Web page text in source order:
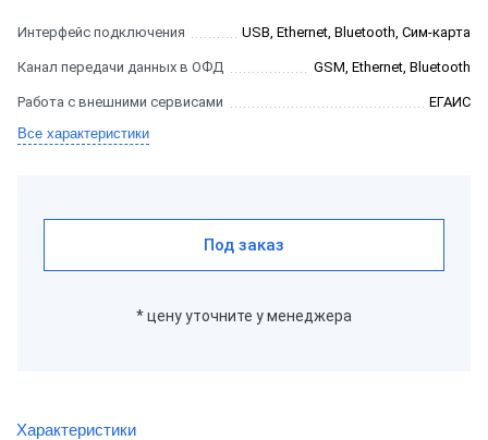
Интерфейс подключения USB, Ethernet, Bluetooth, Сим-карта
Канал передачи данных в ОФД GSM, Ethernet, Bluetooth
Работа с внешними сервисами
ЕГАИС
Все характеристики
Под заказ
* цену уточните у менеджера
Характеристики